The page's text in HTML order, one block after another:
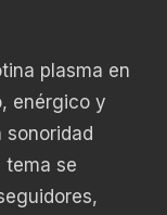
plasma en
enérgico y
sonoridad
tema se